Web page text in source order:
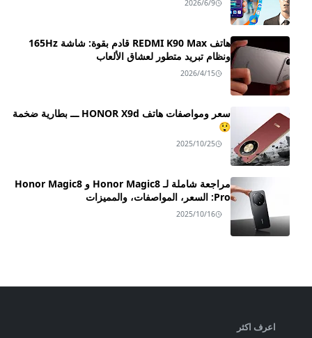
2026/6/9
هاتف REDMI K90 Max قادم بقوة: شاشة 165Hz
ونظام تبريد متطور لعشاق الألعاب
2026/4/15
سعر ومواصفات هاتف HONOR X9d ـــ بطارية ضخمة
😲
2025/10/25
مراجعة شاملة لـ Honor Magic8 و Honor Magic8
Pro: السعر، المواصفات، والمميزات
2025/10/16
اعرف اكثر